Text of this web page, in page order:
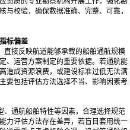
与校验，确保数据准确、完整、可靠，
标偏差
直接反映航道能够承载的船舶通航规模
、运营方案制定的重要依据。若通航能
造成资源浪费，或建设标准过低无法满
要包括评估方法选择不当、影响因素考
、通航船舶特性等因素，合理选择规范
力评估方法存在差异，若盲目套用统一